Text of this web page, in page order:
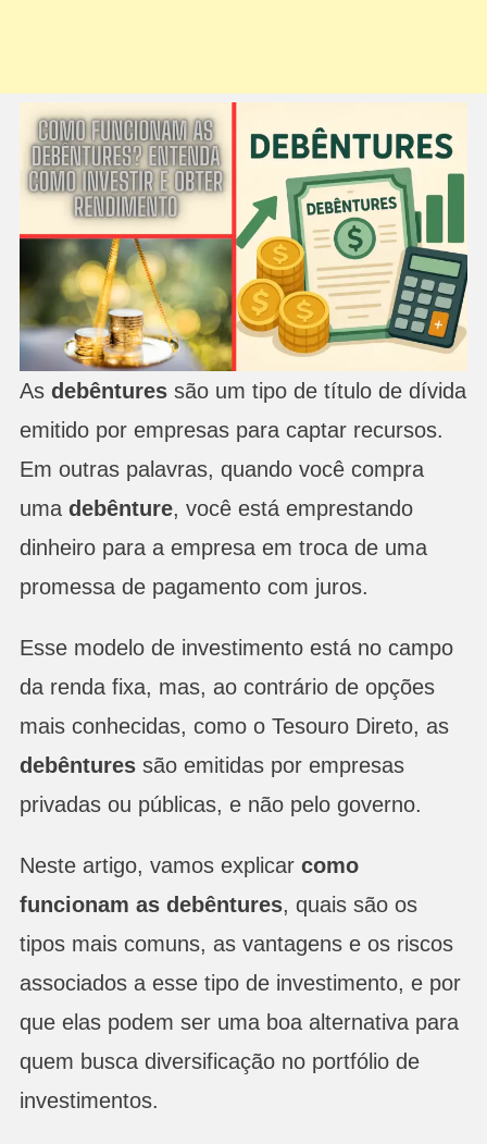
As debênturessão um tipo de título de dívida
emitido por empresas para captar recursos.
Em outras palavras, quando você compra
uma debênture, você está emprestando
dinheiro para a empresa em troca de uma
promessa de pagamento com juros.
Esse modelo de investimento está no campo
da renda fixa, mas, ao contrário de opções
mais conhecidas, como o Tesouro Direto, as
debênturessão emitidas por empresas
privadas ou públicas, e não pelo governo.
Neste artigo, vamos explicar como
funcionam as debêntures, quais são os
tipos mais comuns, as vantagens e os riscos
associados a esse tipo de investimento, e por
que elas podem ser uma boa alternativa para
quem busca diversificação no portfólio de
investimentos.